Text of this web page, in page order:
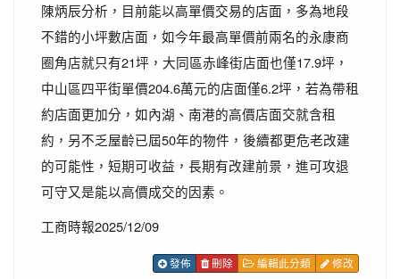
陳炳辰分析，目前能以高單價交易的店面，多為地段
不錯的小坪數店面，如今年最高單價前兩名的永康商
圈角店就只有21坪，大同區赤峰街店面也僅17.9坪，
中山區四平街單價204.6萬元的店面僅6.2坪，若為帶租
約店面更加分，如內湖、南港的高價店面交就含租
約，另不乏屋齡已屆50年的物件，後續都更危老改建
的可能性，短期可收益，長期有改建前景，進可攻退
可守又是能以高價成交的因素。
工商時報2025/12/09
發佈 刪除 編輯此分類 修改